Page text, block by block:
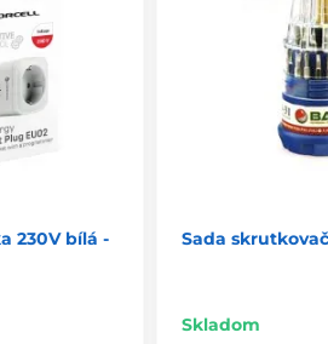
v Českej republike
AirTag nie je súčasťou balenia
230V bílá -
Sada
Skladom